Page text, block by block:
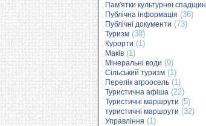
Пам'ятки культурної
Публічна інформація (36)
Публічні документи (73)
Туризм (38)
Курорти (1)
Маків (1)
Мінеральні води (9)
Сільський туризм (1)
Перелік агроосель (1)
Туристична афіша (22)
Туристичні маршрути (5)
туристичні маршрути (32)
Управління (1)